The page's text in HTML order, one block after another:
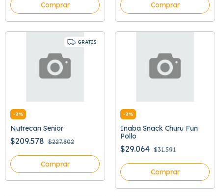
Comprar Comprar
GRATIS
-8%
Nutrecan Senior
$209.578 $227.802
Comprar
-8%
Inaba Snack Churu Fun
Pollo
$29.064 $31.591
Comprar